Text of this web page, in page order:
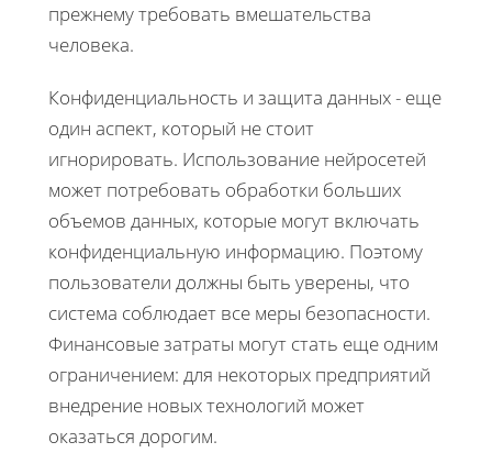
прежнему требовать вмешательства
человека.
Конфиденциальность и защита данных - еще
один аспект, который не стоит
игнорировать. Использование нейросетей
может потребовать обработки больших
объемов данных, которые могут включать
конфиденциальную информацию. Поэтому
пользователи должны быть уверены, что
система соблюдает все меры безопасности.
Финансовые затраты могут стать еще одним
ограничением: для некоторых предприятий
внедрение новых технологий может
оказаться дорогим.